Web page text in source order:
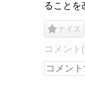
ることを
ナイス
コメント